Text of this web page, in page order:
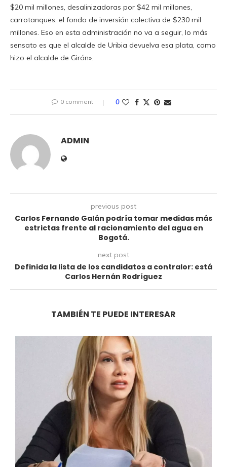
$20 mil millones, desalinizadoras por $42 mil millones,
carrotanques, el fondo de inversión colectiva de $230 mil
millones. Eso en esta administración no va a seguir, lo más
sensato es que el alcalde de Uribia devuelva esa plata, como
hizo el alcalde de Girón».
0 comment 0
ADMIN
previous post
Carlos Fernando Galán podría tomar medidas más
estrictas frente al racionamiento del agua en
Bogotá.
next post
Definida la lista de los candidatos a contralor: está
Carlos Hernán Rodríguez
TAMBIÉN TE PUEDE INTERESAR